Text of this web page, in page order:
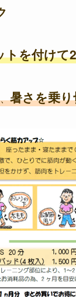
トを付けて
、暑さを乗